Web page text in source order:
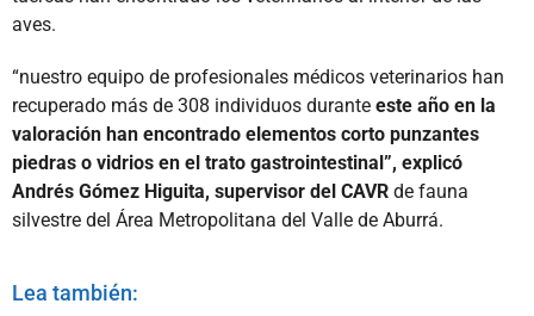
aves.
“nuestro equipo de profesionales médicos veterinarios han
recuperado más de 308 individuos durante este año en la
valoración han encontrado elementos corto punzantes
piedras o vidrios en el trato gastrointestinal”, explicó
Andrés Gómez Higuita, supervisor del CAVR de fauna
silvestre del Área Metropolitana del Valle de Aburrá.
Lea también: